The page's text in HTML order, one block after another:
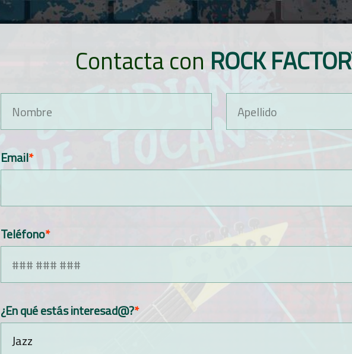
Contacta con ROCK
Email
Teléfono
¿En qué estás interesad@?
Jazz